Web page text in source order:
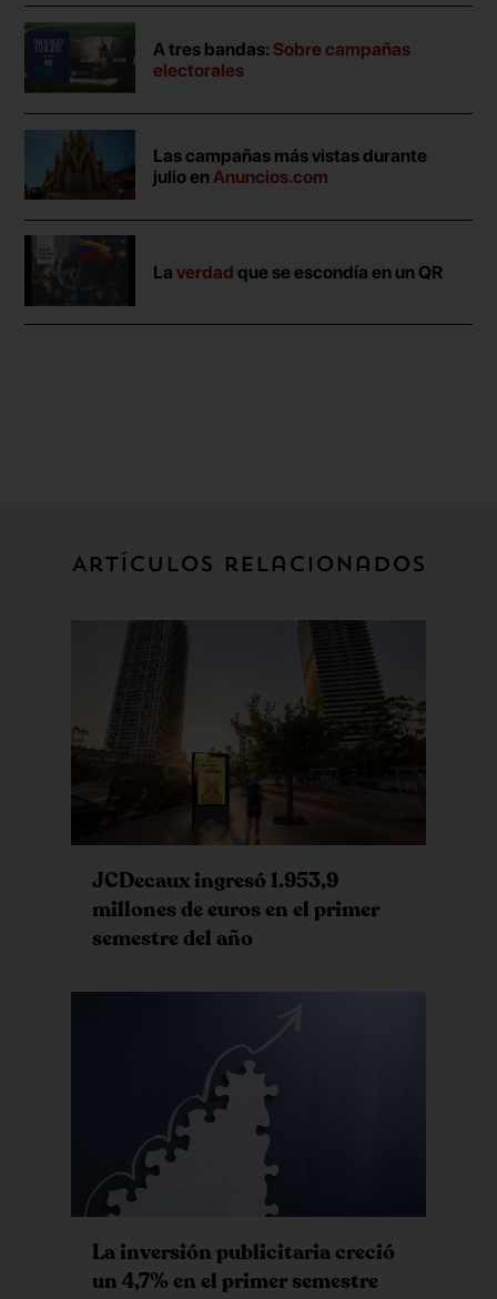
A tres bandas: Sobre campañas
electorales
Las campañas más vistas durante
julio enAnuncios.com
Laverdad que se escondía en un QR
Artículos relacionados
JCDecaux ingresó 1.953,9
millones de euros en el primer
semestre del año
La inversión publicitaria creció
un 4,7% en el primer semestre